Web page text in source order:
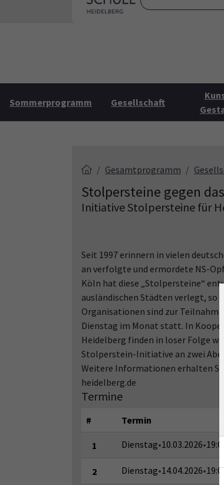
Sommerprogramm Gesellschaft
Gesamtprogramm
Stolpersteine gegen
Initiative Stolpersteine für
Seit 1997 erinnern in vielen
an verfolgte und ermordete NS-
Köln hat diese „Stolpersteine“
ausländischen Städten verlegt, so
Organisationen sind zur
Dienstag im Monat statt. In
Heidelberg finden in loser Folge
Stolperstein-Initiative an zwei
Weitere Informationen erhalten
heidelberg.de
Termine
# Termin
1 Dienstag•10.03.2026•
2 Dienstag•14.04.2026•